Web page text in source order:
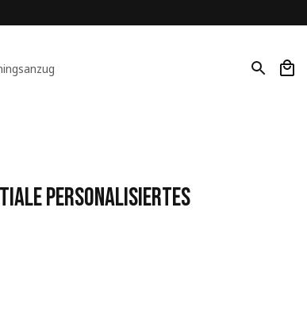
Personalisiertes